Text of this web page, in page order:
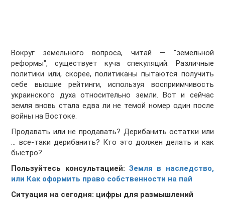
Вокруг земельного вопроса, читай — "земельной
реформы", существует куча спекуляций. Различные
политики или, скорее, политиканы пытаются получить
себе высшие рейтинги, используя восприимчивость
украинского духа относительно земли. Вот и сейчас
земля вновь стала едва ли не темой номер один после
войны на Востоке.
Продавать или не продавать? Дерибанить остатки или
... все-таки дерибанить? Кто это должен делать и как
быстро?
Пользуйтесь консультацией: Земля в наследство,
или Как оформить право собственности на пай
Ситуация на сегодня: цифры для размышлений